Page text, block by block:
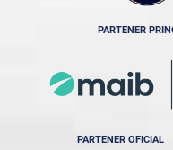
PARTENER
PARTENER OFICIAL